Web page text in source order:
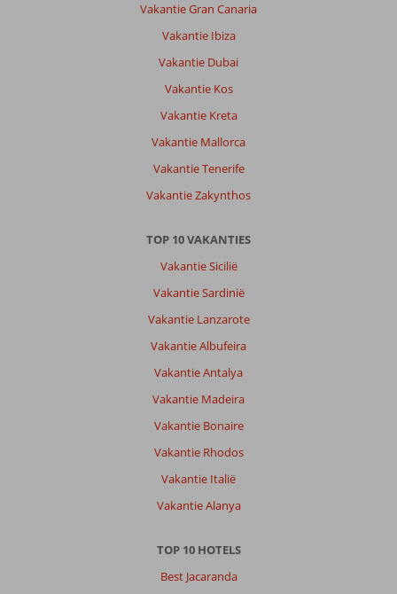
Vakantie Gran Canaria
Vakantie Ibiza
Vakantie Dubai
Vakantie Kos
Vakantie Kreta
Vakantie Mallorca
Vakantie Tenerife
Vakantie Zakynthos
TOP 10 VAKANTIES
Vakantie Sicilië
Vakantie Sardinië
Vakantie Lanzarote
Vakantie Albufeira
Vakantie Antalya
Vakantie Madeira
Vakantie Bonaire
Vakantie Rhodos
Vakantie Italië
Vakantie Alanya
TOP 10 HOTELS
Best Jacaranda